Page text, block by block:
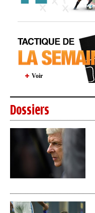
Voir
Dossiers